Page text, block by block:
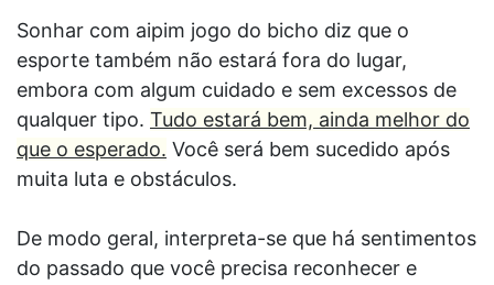
Sonhar com aipim jogo do bicho diz que o
esporte também não estará fora do lugar,
embora com algum cuidado e sem excessos de
qualquer tipo. Tudo estará bem, ainda melhor do
que o esperado. Você será bem sucedido após
muita luta e obstáculos.
De modo geral, interpreta-se que há sentimentos
do passado que você precisa reconhecer e